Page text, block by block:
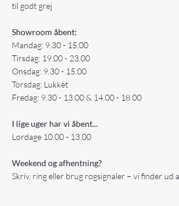
til godt grej
Showroom åbent:
Mandag: 9.30 - 15.00
Tirsdag: 19.00 - 23.00
Onsdag: 9.30 - 15.00
Torsdag: Lukket
Fredag: 9.30 - 13.00 & 14.00 - 18.00
I lige uger har vi åbent...
Lørdage 10.00 - 13.00
Weekend og afhentning?
Skriv, ring eller brug røgsignaler – vi finder ud